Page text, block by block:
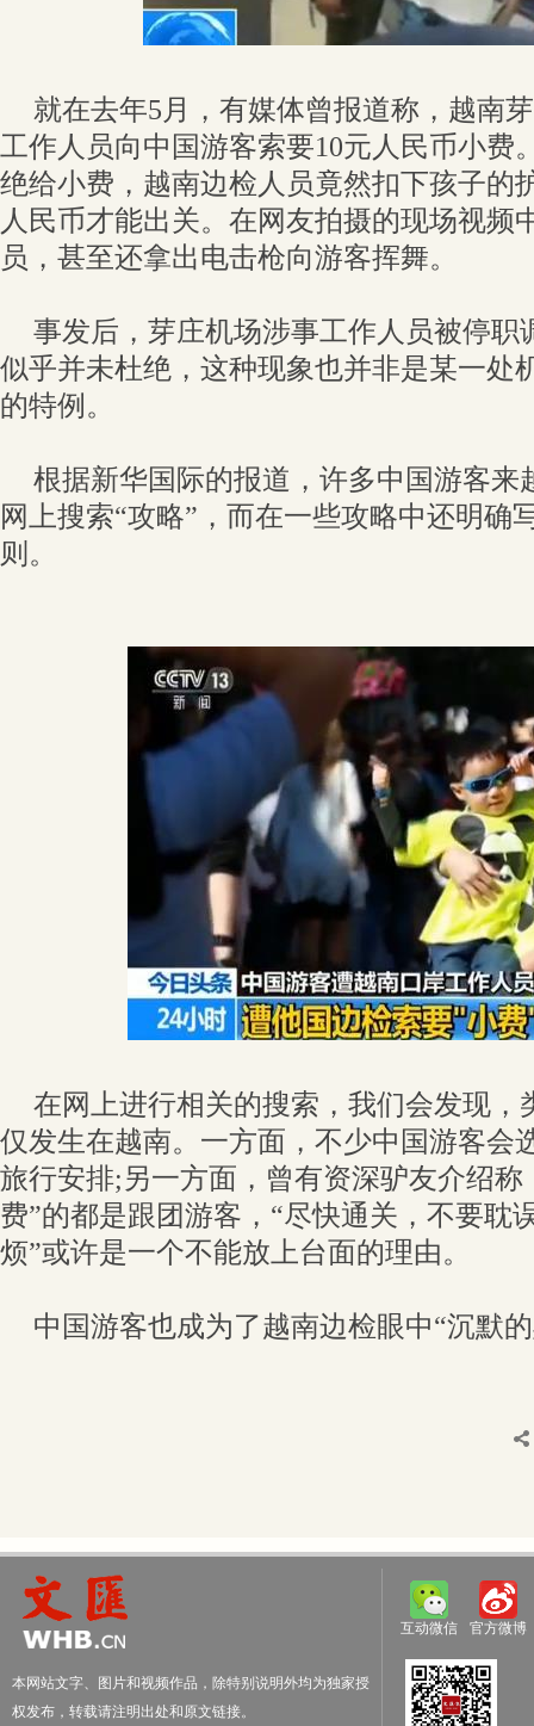
就在去年5月，有媒体曾报道称，越南
工作人员向中国游客索要10元人民币小费
绝给小费，越南边检人员竟然扣下孩子的
人民币才能出关。在网友拍摄的现场视频
员，甚至还拿出电击枪向游客挥舞。
事发后，芽庄机场涉事工作人员被停职
似乎并未杜绝，这种现象也并非是某一处
的特例。
根据新华国际的报道，许多中国游客来
网上搜索“攻略”，而在一些攻略中还明确
则。
在网上进行相关的搜索，我们会发现，
仅发生在越南。一方面，不少中国游客会
旅行安排;另一方面，曾有资深驴友介绍称
费”的都是跟团游客，“尽快通关，不要耽
烦”或许是一个不能放上台面的理由。
中国游客也成为了越南边检眼中“沉默
本网站文字、图片和视频作品，除特别说明外均为独家授
权发布，转载请注明出处和原文链接。
互动微信 官方微博